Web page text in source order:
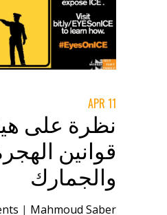
11 APR
نظرة على
قوانين
والجمارك
| Mahmoud Saber